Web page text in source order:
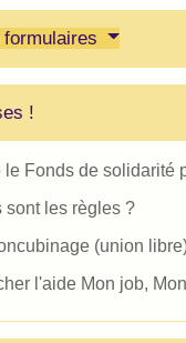
!
Fonds de solidarité
les règles ?
(union
l'aide Mon job,